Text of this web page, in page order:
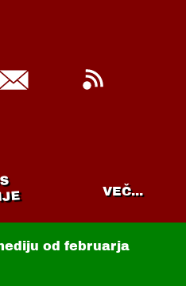
VEČ...
od februarja